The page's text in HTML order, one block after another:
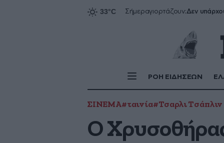
Σήμεραγιορτάζουν:Δεν
ΡΟΗ ΕΙΔΗΣΕΩΝ
ΣΙΝΕΜΑ#ταινία#Τσαρλι Τσάπλιν
O